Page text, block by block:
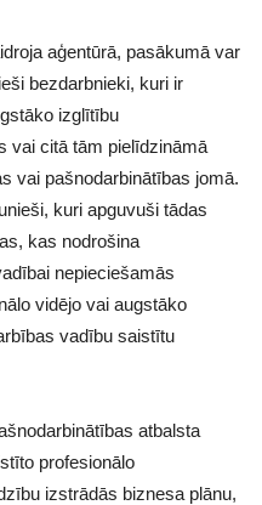
aģentūrā, pasākumā var
bezdarbnieki, kuri ir
izglītību
vai citā tām pielīdzināmā
vai pašnodarbinātības jomā.
kuri apguvuši tādas
kas nodrošina
nepieciešamās
vidējo vai augstāko
vadību saistītu
atbalsta
profesionālo
izstrādās biznesa plānu,